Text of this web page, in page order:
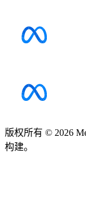
版权所有 © 2026
构建。